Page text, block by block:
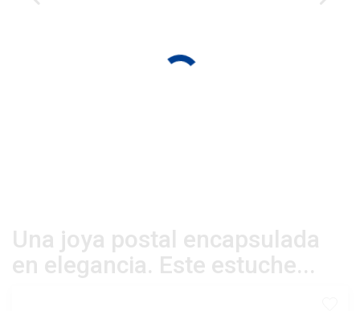
Una joya postal encapsulada
en elegancia. Este estuche...